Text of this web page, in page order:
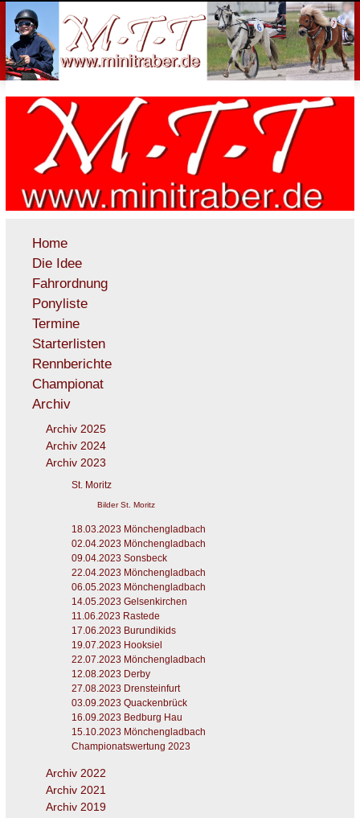
Home
Die Idee
Fahrordnung
Ponyliste
Termine
Starterlisten
Rennberichte
Championat
Archiv
Archiv 2025
Archiv 2024
Archiv 2023
St. Moritz
Bilder St. Moritz
18.03.2023 Mönchengladbach
02.04.2023 Mönchengladbach
09.04.2023 Sonsbeck
22.04.2023 Mönchengladbach
06.05.2023 Mönchengladbach
14.05.2023 Gelsenkirchen
11.06.2023 Rastede
17.06.2023 Burundikids
19.07.2023 Hooksiel
22.07.2023 Mönchengladbach
12.08.2023 Derby
27.08.2023 Drensteinfurt
03.09.2023 Quackenbrück
16.09.2023 Bedburg Hau
15.10.2023 Mönchengladbach
Championatswertung 2023
Archiv 2022
Archiv 2021
Archiv 2019